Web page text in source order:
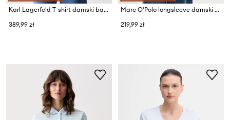
Karl Lagerfeld T-shirt damski bawełniany IKON
389,99 zł
Marc O'Polo longsleeve damski bawełniany
219,99 zł